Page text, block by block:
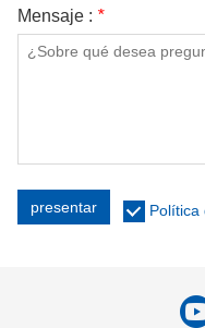
Mensaje : *
presentar Política